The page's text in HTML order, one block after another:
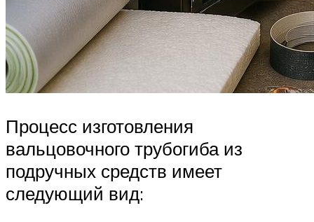
Процесс изготовления
вальцовочного трубогиба из
подручных средств имеет
следующий вид: